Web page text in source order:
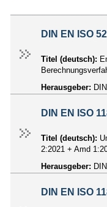
DIN EN ISO
Titel (deutsch):
Herausgeber:
DIN EN ISO
Titel (deutsch):
2:2021 + Amd
Herausgeber:
DIN EN ISO